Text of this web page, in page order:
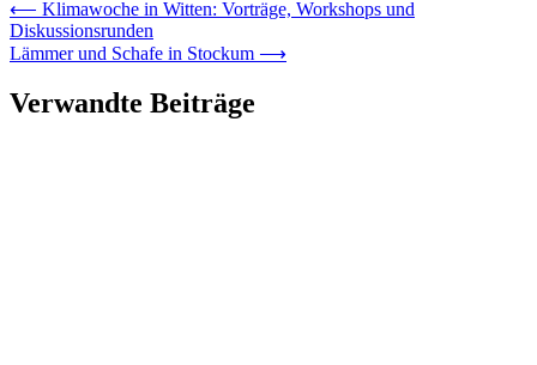
⟵ Klimawoche in Witten: Vorträge, Workshops und
Diskussionsrunden
Lämmer und Schafe in Stockum ⟶
Verwandte Beiträge